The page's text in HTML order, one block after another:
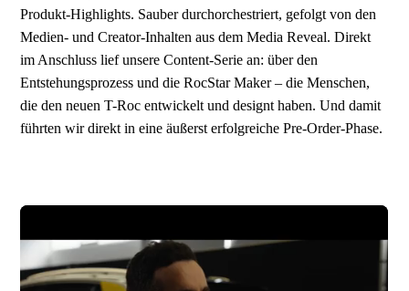
Produkt-Highlights. Sauber durchorchestriert, gefolgt von den
Medien- und Creator-Inhalten aus dem Media Reveal. Direkt
im Anschluss lief unsere Content-Serie an: über den
Entstehungsprozess und die RocStar Maker – die Menschen,
die den neuen T-Roc entwickelt und designt haben. Und damit
führten wir direkt in eine äußerst erfolgreiche Pre-Order-Phase.